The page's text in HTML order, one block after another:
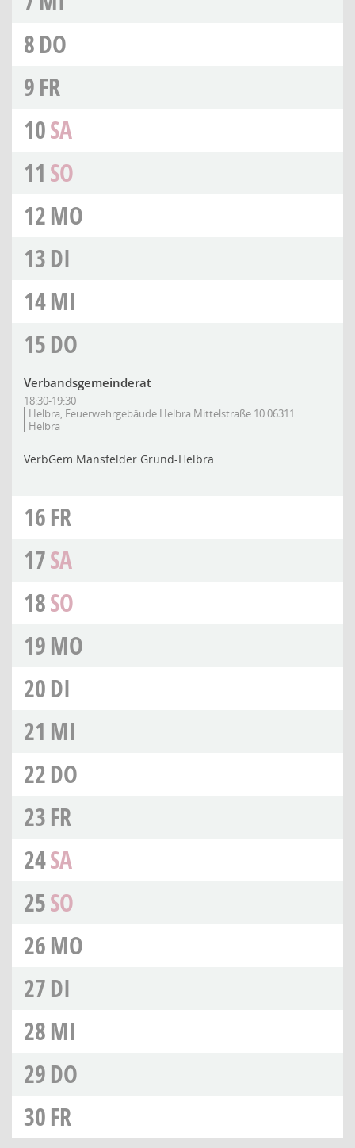
8DO
9FR
10SA
11 SO
12MO
13DI
14MI
15DO
Verbandsgemeinderat
18:30-19:30
Helbra, Feuerwehrgebäude Helbra Mittelstraße 10 06311
Helbra
VerbGem Mansfelder Grund-Helbra
16FR
17SA
18SO
19MO
20DI
21 MI
22DO
23FR
24SA
25SO
26MO
27DI
28MI
29DO
30FR